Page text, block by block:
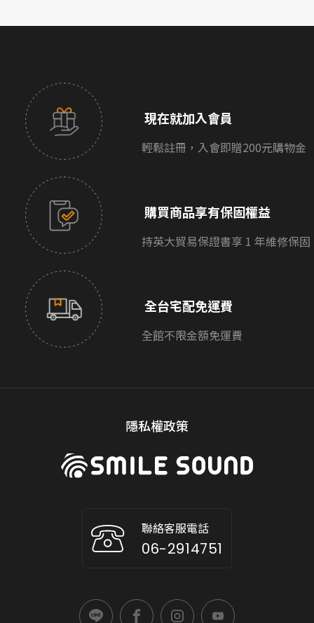
現在就加入會員
輕鬆註冊，入會即贈200元購物金
購買商品享有保固權益
持英大貿易保證書享 1 年維修保固
全台宅配免運費
全館不限金額免運費
隱私權政策
聯絡客服電話
06-2914751